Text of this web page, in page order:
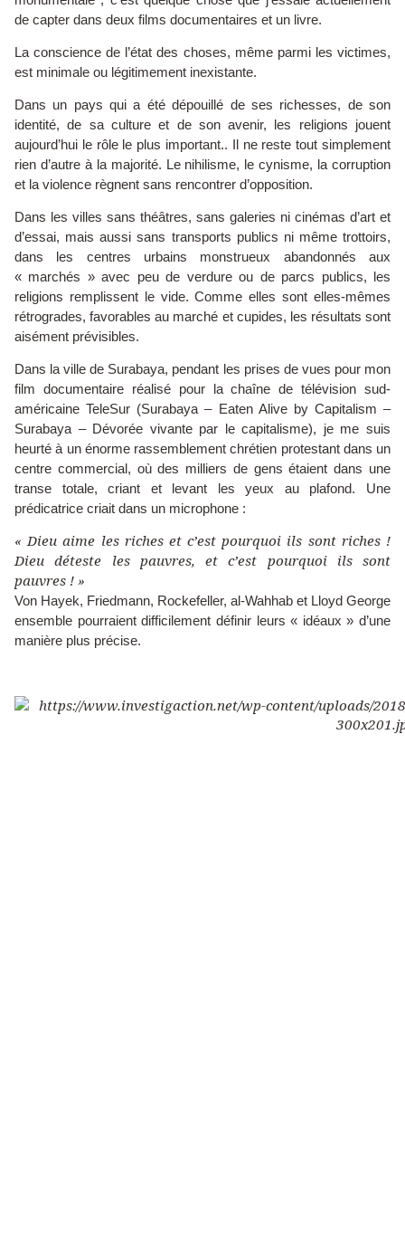
de capter dans deux films documentaires et un livre.
La conscience de l’état des choses, même parmi les victimes,
est minimale ou légitimement inexistante.
Dans un pays qui a été dépouillé de ses richesses, de son
identité, de sa culture et de son avenir, les religions jouent
aujourd’hui le rôle le plus important.. Il ne reste tout simplement
rien d’autre à la majorité. Le nihilisme, le cynisme, la corruption
et la violence règnent sans rencontrer d’opposition.
Dans les villes sans théâtres, sans galeries ni cinémas d’art et
d’essai, mais aussi sans transports publics ni même trottoirs,
dans les centres urbains monstrueux abandonnés aux
« marchés » avec peu de verdure ou de parcs publics, les
religions remplissent le vide. Comme elles sont elles-mêmes
rétrogrades, favorables au marché et cupides, les résultats sont
aisément prévisibles.
Dans la ville de Surabaya, pendant les prises de vues pour mon
film documentaire réalisé pour la chaîne de télévision sud-
américaine TeleSur (Surabaya – Eaten Alive by Capitalism –
Surabaya – Dévorée vivante par le capitalisme), je me suis
heurté à un énorme rassemblement chrétien protestant dans un
centre commercial, où des milliers de gens étaient dans une
transe totale, criant et levant les yeux au plafond. Une
prédicatrice criait dans un microphone :
« Dieu aime les riches et c’est pourquoi ils sont riches !
Dieu déteste les pauvres, et c’est pourquoi ils sont
pauvres ! »
Von Hayek, Friedmann, Rockefeller, al-Wahhab et Lloyd George
ensemble pourraient difficilement définir leurs « idéaux » d’une
manière plus précise.